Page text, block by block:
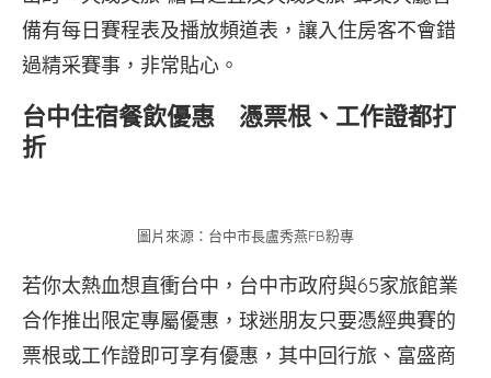
備有每日賽程表及播放頻道表，讓入住房客不會錯
過精采賽事，非常貼心。
台中住宿餐飲優惠 憑票根、工作證都打
折
圖片來源：台中市長盧秀燕FB粉專
若你太熱血想直衝台中，台中市政府與65家旅館業
合作推出限定專屬優惠，球迷朋友只要憑經典賽的
票根或工作證即可享有優惠，其中回行旅、富盛商